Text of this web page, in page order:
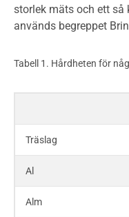
storlek mäts och ett
används begreppet
Tabell 1. Hårdheten för
Träslag
Al
Alm